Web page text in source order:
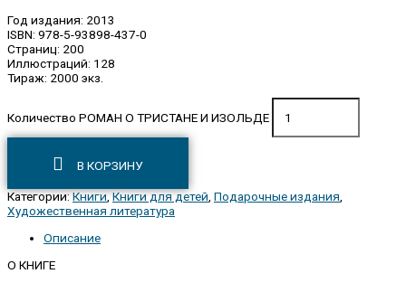
Год издания: 2013
ISBN: 978-5-93898-437-0
Страниц: 200
Иллюстраций: 128
Тираж: 2000 экз.
Количество РОМАН О ТРИСТАНЕ И ИЗОЛЬДЕ
В КОРЗИНУ
Категории:Книги,Книги для детей, Подарочные издания,
Художественная литература
Описание
О КНИГЕ